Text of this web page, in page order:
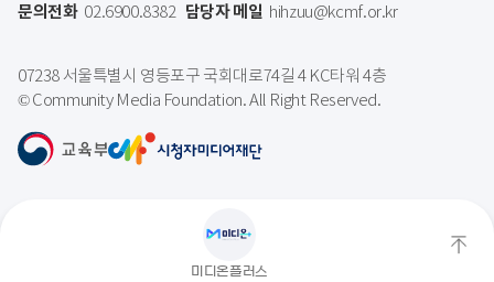
미디온플러스
문의전화 02.6900.8382 담당자 메일 hihzuu@kcmf.or.kr
07238 서울특별시 영등포구 국회대로74길 4 KC타워 4층
© Community Media Foundation. All Right Reserved.